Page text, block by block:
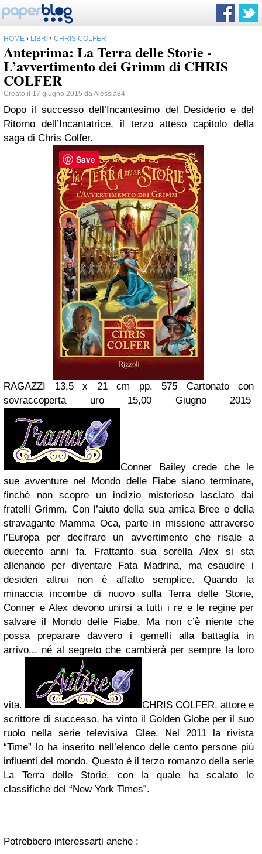
HOME › LIBRI › CHRIS COLFER
Anteprima: La Terra delle Storie -
L’avvertimento dei Grimm di CHRIS
COLFER
Creato il 17 giugno 2015 daAlessia84
Dopo il successo dell’Incantesimo del Desiderio e del
Ritorno dell’Incantatrice, il terzo atteso capitolo della
saga di Chris Colfer.
RAGAZZI 13,5 x 21 cm pp. 575 Cartonato con
sovraccoperta uro 15,00 Giugno 2015
Conner Bailey crede che le
sue avventure nel Mondo delle Fiabe siano terminate,
finché non scopre un indizio misterioso lasciato dai
fratelli Grimm. Con l’aiuto della sua amica Bree e della
stravagante Mamma Oca, parte in missione attraverso
l’Europa per decifrare un avvertimento che risale a
duecento anni fa. Frattanto sua sorella Alex si sta
allenando per diventare Fata Madrina, ma esaudire i
desideri altrui non è affatto semplice. Quando la
minaccia incombe di nuovo sulla Terra delle Storie,
Conner e Alex devono unirsi a tutti i re e le regine per
salvare il Mondo delle Fiabe. Ma non c’è niente che
possa preparare davvero i gemelli alla battaglia in
arrivo... né al segreto che cambierà per sempre la loro
vita.
CHRIS COLFER, attore e
scrittore di successo, ha vinto il Golden Globe per il suo
ruolo nella serie televisiva Glee. Nel 2011 la rivista
“Time” lo ha inserito nell’elenco delle cento persone più
influenti del mondo. Questo è il terzo romanzo della serie
La Terra delle Storie, con la quale ha scalato le
classifiche del “New York Times”.
Potrebbero interessarti anche :
Save